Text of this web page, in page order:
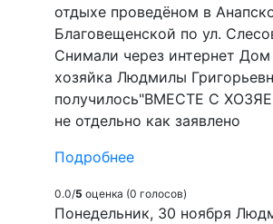
отдыхе проведёном в
Благовещенской по ул.
Снимали через интернет
хозяйка Людмилы
получилось"ВМЕСТЕ С
не отдельно как заявлено
Подробнее
0.0/5 оценка (0 голосов)
Понедельник, 30 ноября